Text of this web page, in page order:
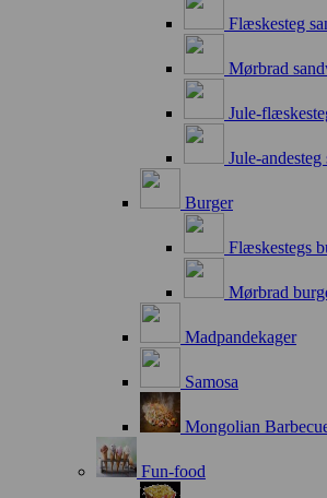
Flæskesteg
Mørbrad
Jule-
Jule-
Burger
Flæskestegs
Mørbrad
Madpandekager
Samosa
Mongolian
Fun-food